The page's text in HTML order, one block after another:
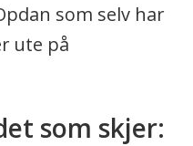
som selv har
ute på
som skjer: